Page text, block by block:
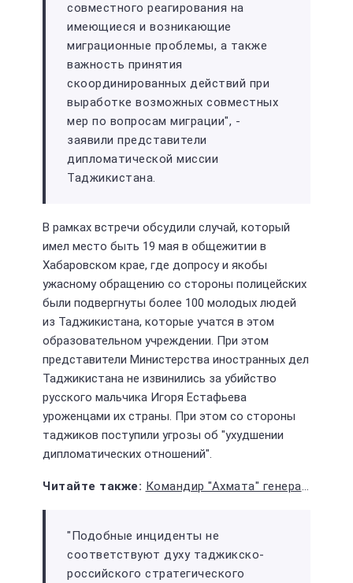
совместного реагирования на
имеющиеся и возникающие
миграционные проблемы, а также
важность принятия
скоординированных действий при
выработке возможных совместных
мер по вопросам миграции", -
заявили представители
дипломатической миссии
Таджикистана.
В рамках встречи обсудили случай, который
имел место быть 19 мая в общежитии в
Хабаровском крае, где допросу и якобы
ужасному обращению со стороны полицейских
были подвергнуты более 100 молодых людей
из Таджикистана, которые учатся в этом
образовательном учреждении. При этом
представители Министерства иностранных дел
Таджикистана не извинились за убийство
русского мальчика Игоря Естафьева
уроженцами их страны. При этом со стороны
таджиков поступили угрозы об "ухудшении
дипломатических отношений".
Командир "Ахмата" генерал Алаудинов призвал русских рожать по 5 детей
"Подобные инциденты не
соответствуют духу таджикско-
российского стратегического